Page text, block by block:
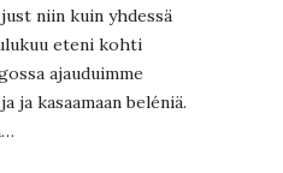
niin kuin yhdessä
eteni kohti
ajauduimme
ja kasaamaan beléniä.